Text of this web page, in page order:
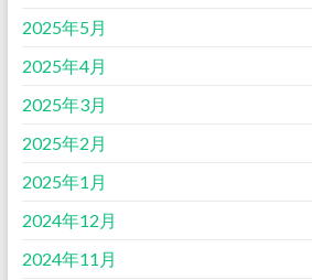
2025年5月
2025年4月
2025年3月
2025年2月
2025年1月
2024年12月
2024年11月